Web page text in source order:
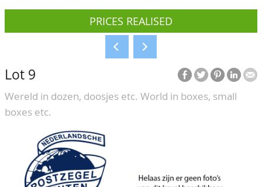
BUY AND SELL
How to sell?
Conditions
BIDDING
CATALOGUE/RESULTS
GRADING
ABOUT US
Our Team
CONTACT
PRICES REALISED
Lot 9
Wereld in dozen, doosjes etc. World in boxes, small
boxes etc.